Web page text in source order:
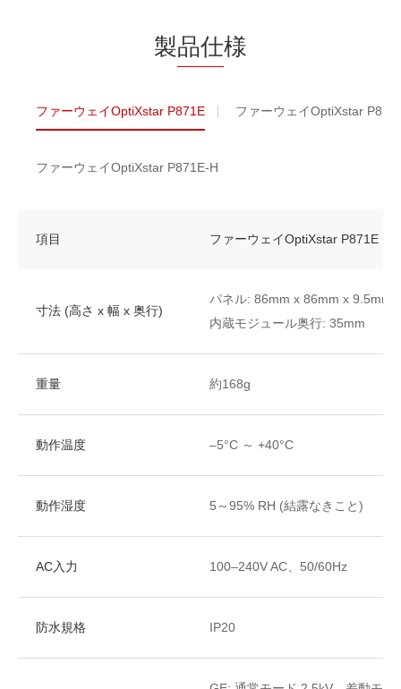
製品仕様
ファーウェイOptiXstar P871E ファーウェイOptiXstar
ファーウェイOptiXstar P871E-H
項目 ファーウェイOptiXstar P871E
寸法 (高さ x 幅 x 奥行)
パネル: 86mm x 86mm x 9.5mm
内蔵モジュール奥行: 35mm
重量 約168g
動作温度 –5°C ～ +40°C
動作湿度 5～95% RH (結露なきこと)
AC入力 100–240V AC、50/60Hz
防水規格 IP20